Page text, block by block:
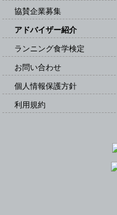
協賛企業募集
アドバイザー紹介
ランニング食学検定
お問い合わせ
個人情報保護方針
利用規約